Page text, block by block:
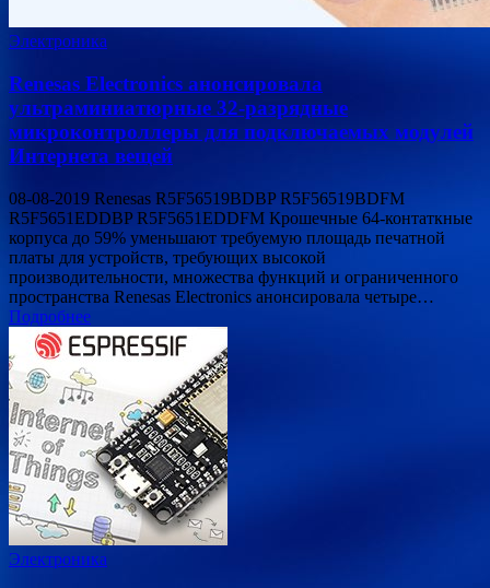
Электроника
Renesas Electronics анонсировала
ультраминиатюрные 32-разрядные
микроконтроллеры для подключаемых модулей
Интернета вещей
08-08-2019 Renesas R5F56519BDBP R5F56519BDFM
R5F5651EDDBP R5F5651EDDFM Крошечные 64-контаткные
корпуса до 59% уменьшают требуемую площадь печатной
платы для устройств, требующих высокой
производительности, множества функций и ограниченного
пространства Renesas Electronics анонсировала четыре…
Подробнее
Электроника